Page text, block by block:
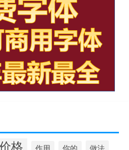
格 作用 你的 做法